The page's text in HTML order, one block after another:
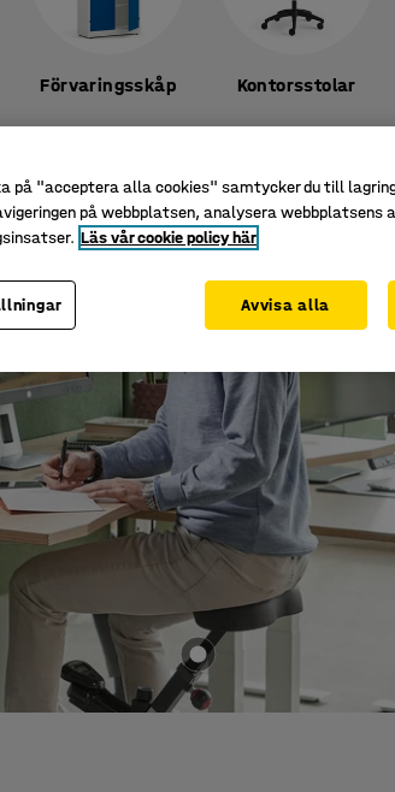
Förvaringsskåp Kontorsstolar
på "acceptera alla cookies" samtycker du till
på webbplatsen, analysera webbplatsens
Läs vår cookie policy här
Avvisa alla